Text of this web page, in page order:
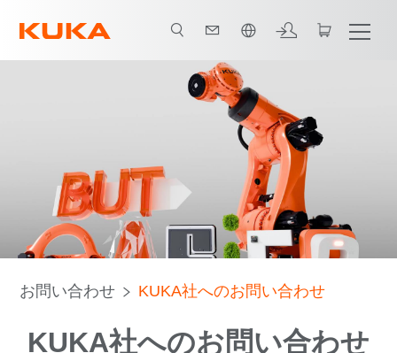
お問い合わせ KUKA社へのお問い合わせ
KUKA社へのお問い合わせ